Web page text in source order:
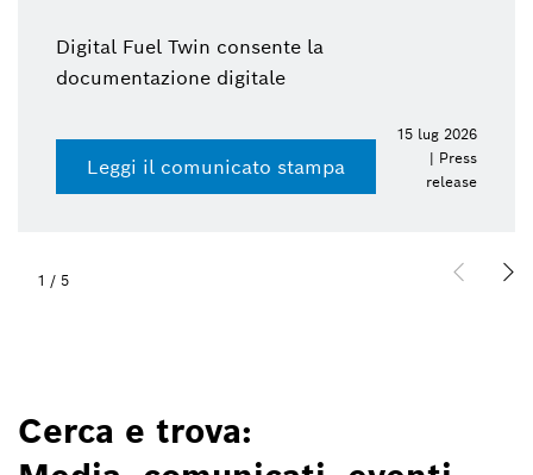
Digital Fuel Twin consente la
documentazione digitale
Leggi il comunicato stampa
15 lug 2026
| Press
release
1 / 5
Cerca e trova: